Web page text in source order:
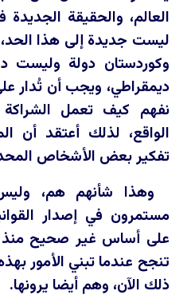
العالم، والحقيقة
ليست جديدة إلى هذا
وكوردستان دولة وليست
ديمقراطي، ويجب أن تُدار
نفهم كيف تعمل الشراكة
الواقع، لذلك أعتقد أن
تفكير بعض الأشخاص
وهذا شأنهم هم،
مستمرون في إصدار
على أساس غير صحيح منذ
تنجح عندما تبني الأمور
ذلك الآن، وهم أيضا يرونها.